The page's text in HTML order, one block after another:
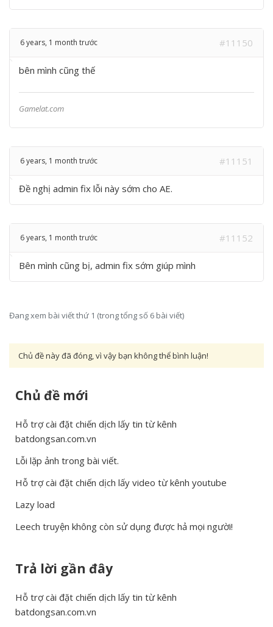
6 years, 1 month trước #11150
bên mình cũng thế
Gamelat.com
6 years, 1 month trước #11151
Đề nghị admin fix lỗi này sớm cho AE.
6 years, 1 month trước #11152
Bên mình cũng bị, admin fix sớm giúp mình
Đang xem bài viết thứ 1 (trong tổng số 6 bài viết)
Chủ đề này đã đóng, vì vậy bạn không thể bình luận!
Chủ đề mới
Hỗ trợ cài đặt chiến dịch lấy tin từ kênh
batdongsan.com.vn
Lỗi lặp ảnh trong bài viết.
Hỗ trợ cài đặt chiến dịch lấy video từ kênh youtube
Lazy load
Leech truyện không còn sử dụng được hả mọi người!
Trả lời gần đây
Hỗ trợ cài đặt chiến dịch lấy tin từ kênh
batdongsan.com.vn